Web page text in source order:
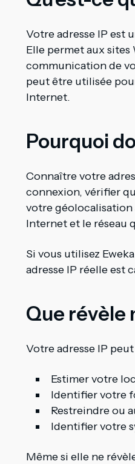
Votre adresse IP est
Elle permet aux
communication de
peut être utilisée
Internet.
Pourquoi
Connaître votre
connexion, vérifier
votre géolocalisation
Internet et le réseau
Si vous utilisez
adresse IP réelle est
Que révèle
Votre adresse IP
Estimer votre
Identifier votre
Restreindre ou
Identifier votre
Même si elle ne